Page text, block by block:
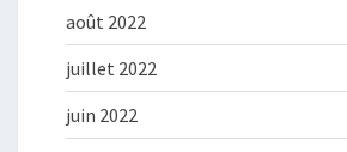
août 2022
juillet 2022
juin 2022